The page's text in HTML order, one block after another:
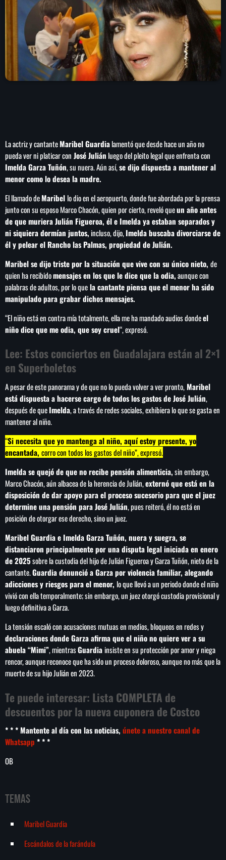
play_arrow LA CAMPESINA 104.5 FM
play_arrow LA CAMPESINA GEORGIA
PROGRAMACIÓN keyboard_arrow_down
LOCUCIÓN (TALENTO AL AIRE)
RANKING
COMUNÍCATE
PUBLICIDAD
HISTORIA
SEARCH
SEARCH
NOTAS
Sheinbaum abre la puerta al fracking y
matiza promesa de campaña
Irán anuncia que el acuerdo con Omán para
gestionar el estrecho de Ormuz está en su
‘fase final de revisión’
Murió Jorge Messi, padre de Lionel, a los 68
años
La actriz y cantanteMaribel Guardialamentó que desde hace un año no
pueda ver ni platicar con José Julián luego del pleito legal que enfrenta con
Imelda Garza Tuñón, su nuera. Aún así,se dijo dispuesta a mantener al
menor como lo desea la madre.
El llamado deMaribel lo dio en el aeropuerto, donde fue abordada por la prensa
junto con su esposo Marco Chacón, quien por cierto, reveló queun año antes
de que muriera Julián Figueroa, él e Imelda ya estaban separados y
ni siquiera dormían juntos, incluso, dijo,Imelda buscaba divorciarse de
él y pelear el Rancho las Palmas, propiedad de Julián.
Maribel se dijo triste por la situación que vive con su único nieto, de
quien ha recibidomensajes en los que le dice que la odia,aunque con
palabras de adultos, por lo quela cantante piensa que el menor ha sido
manipulado para grabar dichos mensajes.
“El niño está en contra mía totalmente, ella me ha mandado audios dondeel
niño dice que me odia, que soy cruel“, expresó.
Lee: Estos conciertos en Guadalajara están al 2×1
en Superboletos
A pesar de este panorama y de que no lo pueda volver a ver pronto,Maribel
está dispuesta a hacerse cargo de todos los gastos de José Julián,
después de queImelda, a través de redes sociales, exhibiera lo que se gasta en
mantener al niño.
“Si necesita que yo mantenga al niño, aquí estoy presente, yo
encantada, corro con todos los gastos del niño”, expresó.
Imelda se quejó de que no recibe pensión alimenticia,sin embargo,
Marco Chacón, aún albacea de la herencia de Julián,externó que está en la
disposición de dar apoyo para el proceso sucesorio para que el juez
determine una pensión para José Julián, pues reiteró, él no está en
posición de otorgar ese derecho, sino un juez.
Maribel Guardia e Imelda Garza Tuñón, nuera y suegra, se
distanciaron principalmente por una disputa legal iniciada en enero
de 2025sobre la custodia del hijo de Julián Figueroa y Garza Tuñón, nieto de la
cantante.Guardia denunció a Garza por violencia familiar, alegando
adicciones y riesgos para el menor, lo que llevó a un periodo donde el niño
vivió con ella temporalmente; sin embargo, un juez otorgó custodia provisional y
luego definitiva a Garza.
La tensión escaló con acusaciones mutuas en medios, bloqueos en redes y
declaraciones donde Garza afirma que el niño no quiere ver a su
abuela “Mimi”, mientrasGuardia insiste en su protección por amor y niega
rencor, aunque reconoce que ha sido un proceso doloroso, aunque no más que la
muerte de su hijo Julián en 2023.
Te puede interesar: Lista COMPLETA de
descuentos por la nueva cuponera de Costco
* * * Mantente al día con las noticias, únete a nuestro canal de
Whatsapp * * *
OB
Temas
Maribel Guardia
Escándalos de la farándula